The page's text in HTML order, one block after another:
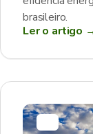
brasileiro.
Ler o artigo